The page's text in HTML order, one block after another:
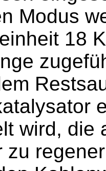
Modus
18
wird, die
zu